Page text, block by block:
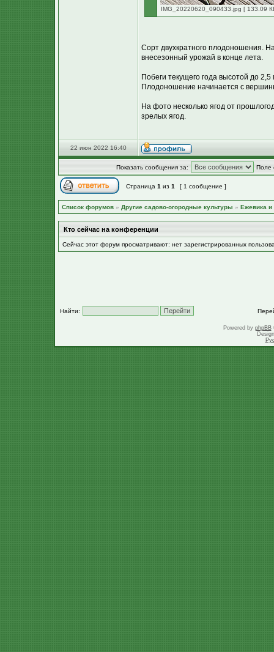
IMG_20220620_090433.jpg [ 133.09
Сорт двухкратного плодоношения.
внесезонный урожай в конце лета.
Побеги текущего года высотой до
Плодоношение начинается с
На фото несколько ягод от
зрелых ягод.
22 июн 2022 16:40
Показать сообщения за: Поле
Страница 1 из 1 [ 1 сообщение ]
Список форумов » Другие садово-огородные культуры » Ежевика и
Кто сейчас на конференции
Сейчас этот форум просматривают: нет зарегистрированных
Найти:
Powered by phpBB